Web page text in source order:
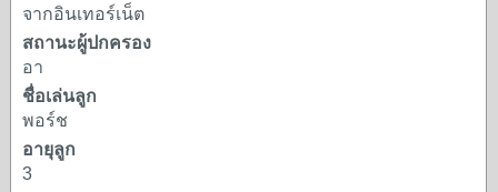
จากอินเทอร์เน็ต
สถานะผู้ปกครอง
อา
ชื่อเล่นลูก
พอร์ช
อายุลูก
3